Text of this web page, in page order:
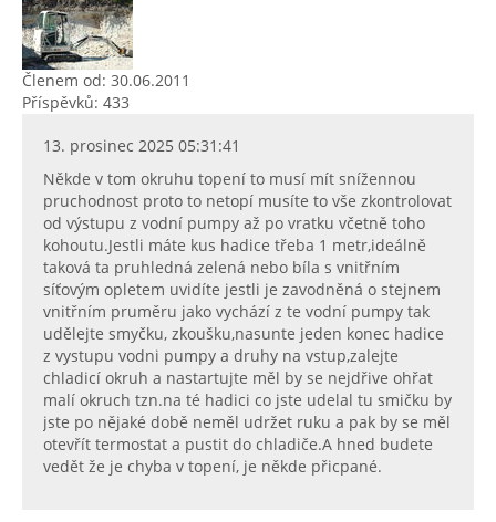
Členem od: 30.06.2011
Příspěvků: 433
13. prosinec 2025 05:31:41
Někde v tom okruhu topení to musí mít snížennou
pruchodnost proto to netopí musíte to vše zkontrolovat
od výstupu z vodní pumpy až po vratku včetně toho
kohoutu.Jestli máte kus hadice třeba 1 metr,ideálně
taková ta pruhledná zelená nebo bíla s vnitřním
síťovým opletem uvidíte jestli je zavodněná o stejnem
vnitřním pruměru jako vychází z te vodní pumpy tak
udělejte smyčku, zkoušku,nasunte jeden konec hadice
z vystupu vodni pumpy a druhy na vstup,zalejte
chladicí okruh a nastartujte měl by se nejdřive ohřat
malí okruch tzn.na té hadici co jste udelal tu smičku by
jste po nějaké době neměl udržet ruku a pak by se měl
otevřít termostat a pustit do chladiče.A hned budete
vedět že je chyba v topení, je někde přicpané.